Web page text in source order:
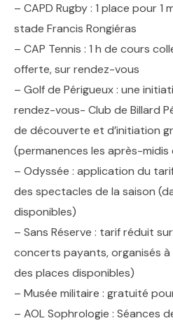
– CAPD Rugby : 1 place pour 1
stade Francis Rongiéras
– CAP Tennis : 1 h de cours
offerte, sur rendez-vous
– Golf de Périgueux : une
rendez-vous- Club de Billard
de découverte et d’initiation
(permanences les après-midis
– Odyssée : application du
des spectacles de la saison
disponibles)
– Sans Réserve : tarif réduit
concerts payants, organisés à
des places disponibles)
– Musée militaire : gratuité
– AOL Sophrologie : Séances